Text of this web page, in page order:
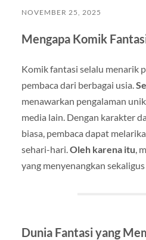
NOVEMBER 25, 2025
Mengapa Komik
Komik fantasi selalu menarik
pembaca dari berbagai usia.
menawarkan pengalaman
media lain. Dengan karakter
biasa, pembaca dapat
sehari-hari.Oleh karena itu,
yang menyenangkan
Dunia Fantasi yang